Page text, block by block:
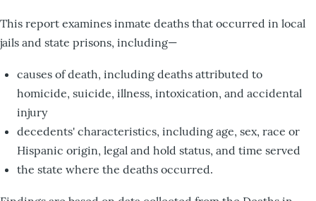
This report examines inmate deaths that occurred in local
jails and state prisons, including—
causes of death, including deaths attributed to
homicide, suicide, illness, intoxication, and accidental
injury
decedents' characteristics, including age, sex, race or
Hispanic origin, legal and hold status, and time served
the state where the deaths occurred.